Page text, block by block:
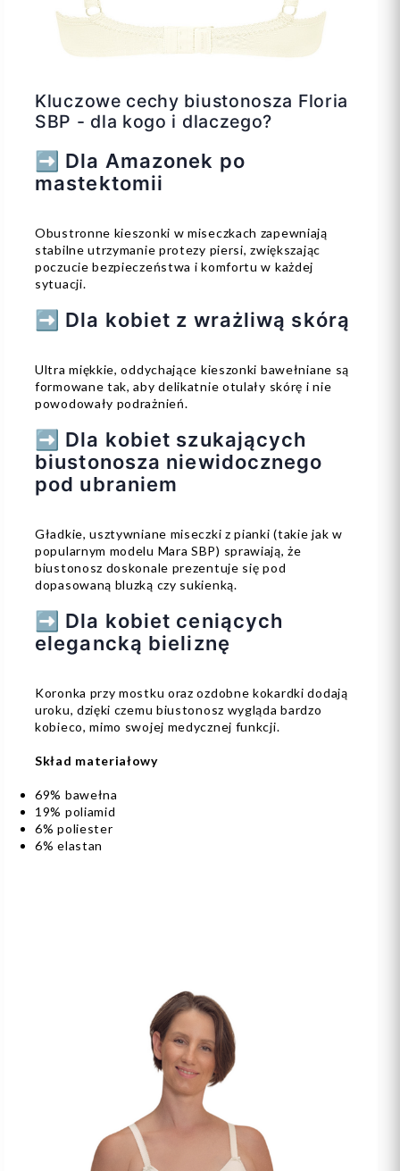
Kluczowe cechy biustonosza Floria
SBP - dla kogo i dlaczego?
➡️ Dla Amazonek po
mastektomii
Obustronne kieszonki w miseczkach zapewniają
stabilne utrzymanie protezy piersi, zwiększając
poczucie bezpieczeństwa i komfortu w każdej
sytuacji.
➡️ Dla kobiet z wrażliwą skórą
Ultra miękkie, oddychające kieszonki bawełniane są
formowane tak, aby delikatnie otulały skórę i nie
powodowały podrażnień.
➡️ Dla kobiet szukających
biustonosza niewidocznego
pod ubraniem
Gładkie, usztywniane miseczki z pianki (takie jak w
popularnym modelu Mara SBP) sprawiają, że
biustonosz doskonale prezentuje się pod
dopasowaną bluzką czy sukienką.
➡️ Dla kobiet ceniących
elegancką bieliznę
Koronka przy mostku oraz ozdobne kokardki dodają
uroku, dzięki czemu biustonosz wygląda bardzo
kobieco, mimo swojej medycznej funkcji.
Skład materiałowy
69% bawełna
19% poliamid
6% poliester
6% elastan